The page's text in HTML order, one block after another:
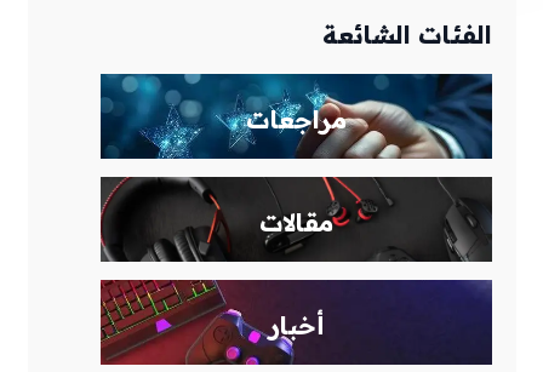
الفئات الشائعة
مراجعات
مقالات
أخبار